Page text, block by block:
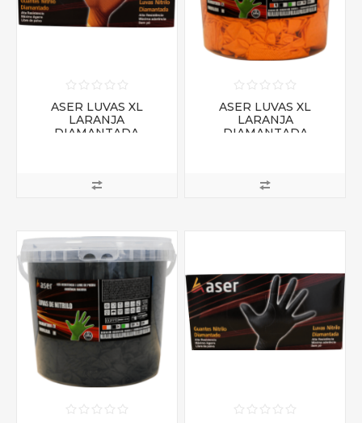
ASER LUVAS XL
LARANJA
DIAMANTADA
ASER LUVAS XL
LARANJA
DIAMANTADA